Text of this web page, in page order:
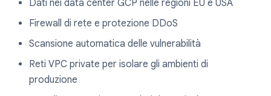
Dati nei data center GCP nelle regioni EU e USA
Firewall di rete e protezione DDoS
Scansione automatica delle vulnerabilità
Reti VPC private per isolare gli ambienti di
produzione